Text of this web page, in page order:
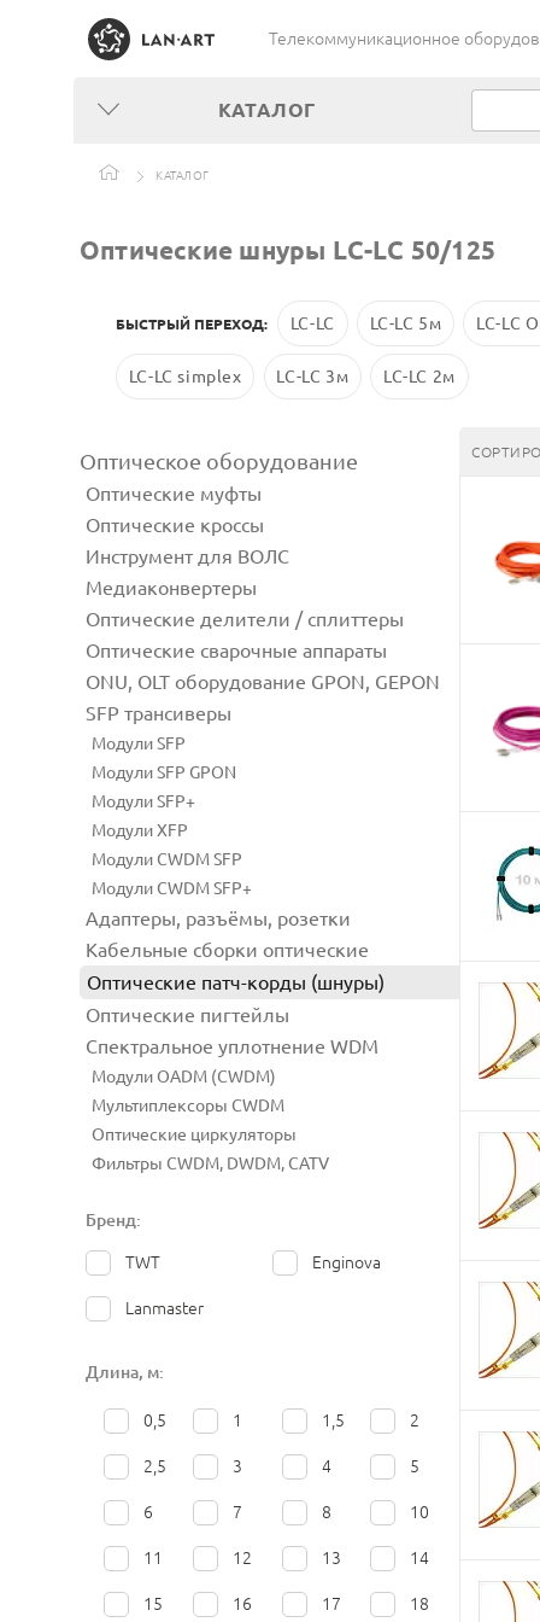
Телекоммуникационное
КАТАЛОГ
КАТАЛОГ
Оптические шнуры LC-LC 50/125
БЫСТРЫЙ ПЕРЕХОД: LC-LC LC-LC 5м LC-LC
LC-LC simplex LC-LC 3м LC-LC 2м
Оптическое оборудование
Оптические муфты
Оптические кроссы
Инструмент для ВОЛС
Медиаконвертеры
Оптические делители / сплиттеры
Оптические сварочные аппараты
ONU, OLT оборудование GPON, GEPON
SFP трансиверы
Модули SFP
Модули SFP GPON
Модули SFP+
Модули XFP
Модули CWDM SFP
Модули CWDM SFP+
Адаптеры, разъёмы, розетки
Кабельные сборки оптические
Оптические патч-корды (шнуры)
Оптические пигтейлы
Спектральное уплотнение WDM
Модули OADM (CWDM)
Мультиплексоры CWDM
Оптические циркуляторы
Фильтры CWDM, DWDM, CATV
Бренд:
TWT Enginova
Lanmaster
Длина, м:
0,5 1 1,5 2
2,5 3 4 5
6 7 8 10
11 12 13 14
15 16 17 18